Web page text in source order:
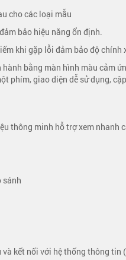
cho các loại mẫu
bảo hiệu năng ổn định.
khi gặp lỗi đảm bảo độ chính
bằng màn hình màu cảm
phím, giao diện dễ sử dụng,
thông minh hỗ trợ xem nhanh
sánh
kết nối với hệ thống thông tin